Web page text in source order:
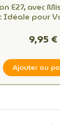
E27, avec
Idéale pour
9,95 €
Ajouter au